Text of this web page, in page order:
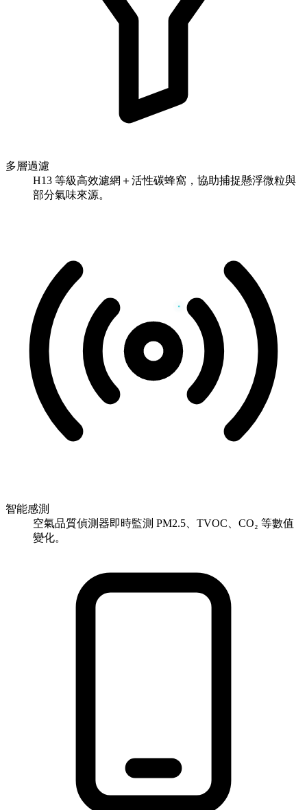
多層過濾
H13 等級高效濾網＋活性碳蜂窩，協助捕捉懸浮微粒與
部分氣味來源。
智能感測
空氣品質偵測器即時監測 PM2.5、TVOC、CO₂ 等數值
變化。